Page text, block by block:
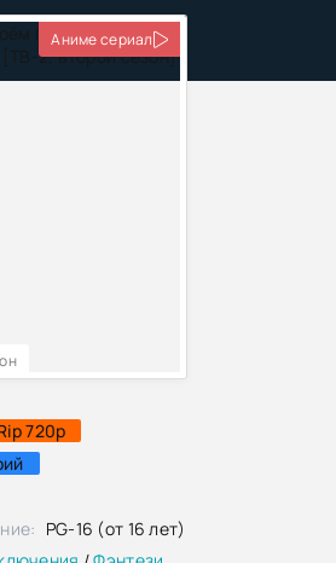
720p
Аниме сериал
PG-16 (от 16 лет)